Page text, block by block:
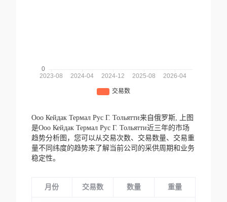
Ооо Кейдак Термал Рус Г. Тольятти来自俄罗斯,
上图
是Ооо Кейдак Термал Рус Г. Тольятти近三年的市场
趋势分析图，您可以从交易次数、交易数量、交易重
量不同纬度的趋势来了解当前公司的采供周期和业务
稳定性。
月份 交易数 数量 重量